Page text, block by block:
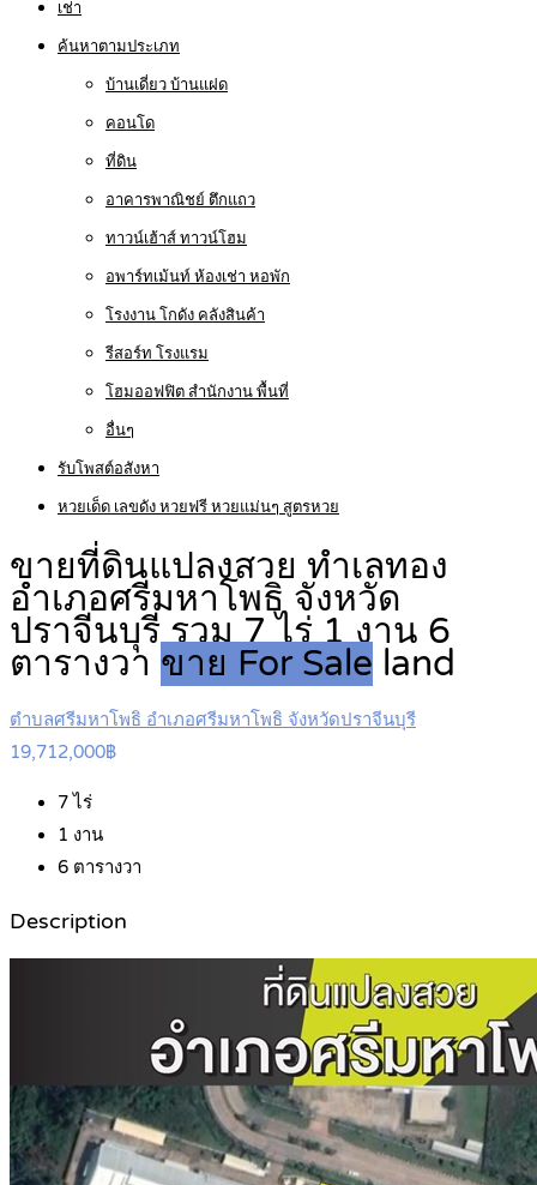
เช่า
ค้นหาตามประเภท
บ้านเดี่ยว บ้านแฝด
คอนโด
ที่ดิน
อาคารพาณิชย์ ตึกแถว
ทาวน์เฮ้าส์ ทาวน์โฮม
อพาร์ทเม้นท์ ห้องเช่า หอพัก
โรงงาน โกดัง คลังสินค้า
รีสอร์ท โรงแรม
โฮมออฟฟิต สำนักงาน พื้นที่
อื่นๆ
รับโพสต์อสังหา
หวยเด็ด เลขดัง หวยฟรี หวยแม่นๆ สูตรหวย
ขายที่ดินแปลงสวย ทำเลทอง
อำเภอศรีมหาโพธิ จังหวัด
ปราจีนบุรี รวม 7 ไร่ 1 งาน 6
ตารางวา ขาย For Sale land
ตำบลศรีมหาโพธิ อำเภอศรีมหาโพธิ จังหวัดปราจีนบุรี
19,712,000฿
7ไร่
1 งาน
6 ตารางวา
Description